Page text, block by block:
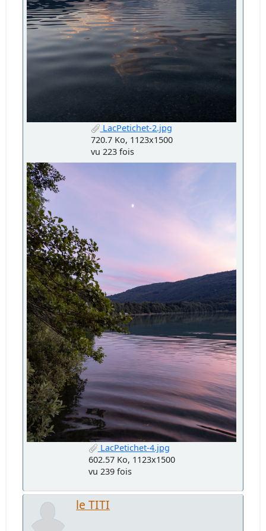
LacPetichet-2.jpg
720.7 Ko, 1123x1500
vu 223 fois
LacPetichet-4.jpg
602.57 Ko, 1123x1500
vu 239 fois
le TITI